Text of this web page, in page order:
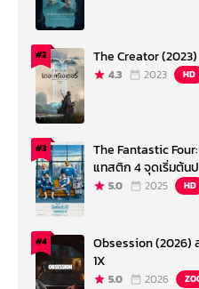
#2 The Creator (2023)
4.3 2023 HD
#3
The Fantastic
แทสติก 4 จุดเริ่มต้น
5.0 2025 HD
#4
Obsession (2026)
1X
5.0 2026